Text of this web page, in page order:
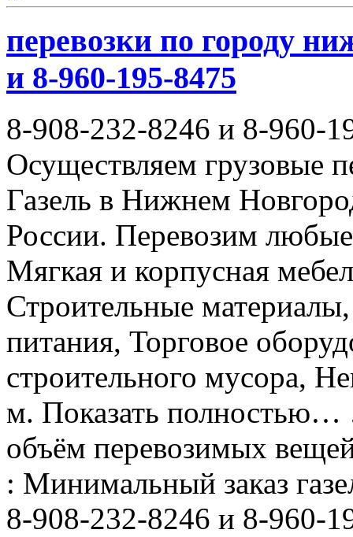
перевозки по городу
и 8-960-195-8475
8-908-232-8246 и 8-960-
Осуществляем грузовые
Газель в Нижнем
России. Перевозим
Мягкая и корпусная
Строительные
питания, Торговое
строительного мусора,
м. Показать полностью…
объём перевозимых
: Минимальный заказ
8-908-232-8246 и 8-960-